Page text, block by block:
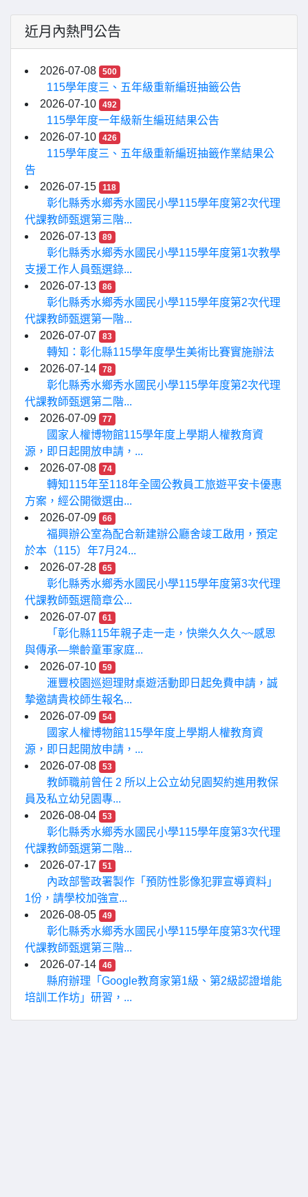
近月內熱門公告
2026-07-08 500
115學年度三、五年級重新編班抽籤公告
2026-07-10
492
115學年度一年級新生編班結果公告
2026-07-10
426
115學年度三、五年級重新編班抽籤作業結果公
告
2026-07-15
118
彰化縣秀水鄉秀水國民小學115學年度第2次代理
代課教師甄選第三階...
2026-07-13
89
彰化縣秀水鄉秀水國民小學115學年度第1次教學
支援工作人員甄選錄...
2026-07-13
86
彰化縣秀水鄉秀水國民小學115學年度第2次代理
代課教師甄選第一階...
2026-07-07
83
轉知：彰化縣115學年度學生美術比賽實施辦法
2026-07-14
78
彰化縣秀水鄉秀水國民小學115學年度第2次代理
代課教師甄選第二階...
2026-07-09
77
國家人權博物館115學年度上學期人權教育資
源，即日起開放申請，...
2026-07-08
74
轉知115年至118年全國公教員工旅遊平安卡優惠
方案，經公開徵選由...
2026-07-09
66
福興辦公室為配合新建辦公廳舍竣工啟用，預定
於本（115）年7月24...
2026-07-28
65
彰化縣秀水鄉秀水國民小學115學年度第3次代理
代課教師甄選簡章公...
2026-07-07
61
「彰化縣115年親子走一走，快樂久久久~~感恩
與傳承—樂齡童軍家庭...
2026-07-10
59
滙豐校園巡迴理財桌遊活動即日起免費申請，誠
摯邀請貴校師生報名...
2026-07-09
54
國家人權博物館115學年度上學期人權教育資
源，即日起開放申請，...
2026-07-08
53
教師職前曾任 2 所以上公立幼兒園契約進用教保
員及私立幼兒園專...
2026-08-04
53
彰化縣秀水鄉秀水國民小學115學年度第3次代理
代課教師甄選第二階...
2026-07-17
51
內政部警政署製作「預防性影像犯罪宣導資料」
1份，請學校加強宣...
2026-08-05
49
彰化縣秀水鄉秀水國民小學115學年度第3次代理
代課教師甄選第三階...
2026-07-14
46
縣府辦理「Google教育家第1級、第2級認證增能
培訓工作坊」研習，...